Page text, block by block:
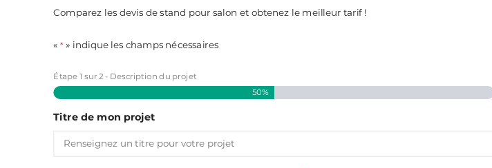
Comparez les devis de stand pour salon et obtenez le meilleur tarif !
«* » indique les champs nécessaires
Étape1 sur2 - Description du projet
50%
Titre de mon projet